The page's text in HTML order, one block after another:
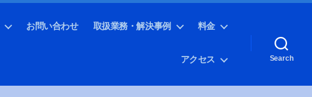
お問い合わせ 取扱業務・解決事例 料金
アクセス Search